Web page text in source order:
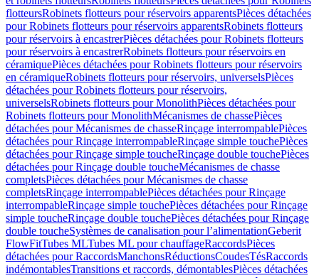
flotteursRobinets flotteurs pour réservoirs apparentsPièces détachées
pour Robinets flotteurs pour réservoirs apparentsRobinets flotteurs
pour réservoirs à encastrerPièces détachées pour Robinets flotteurs
pour réservoirs à encastrerRobinets flotteurs pour réservoirs en
céramiquePièces détachées pour Robinets flotteurs pour réservoirs
en céramiqueRobinets flotteurs pour réservoirs, universelsPièces
détachées pour Robinets flotteurs pour réservoirs,
universelsRobinets flotteurs pour MonolithPièces détachées pour
Robinets flotteurs pour MonolithMécanismes de chassePièces
détachées pour Mécanismes de chasseRinçage interrompablePièces
détachées pour Rinçage interrompableRinçage simple touchePièces
détachées pour Rinçage simple toucheRinçage double touchePièces
détachées pour Rinçage double toucheMécanismes de chasse
completsPièces détachées pour Mécanismes de chasse
completsRinçage interrompablePièces détachées pour Rinçage
interrompableRinçage simple touchePièces détachées pour Rinçage
simple toucheRinçage double touchePièces détachées pour Rinçage
double toucheSystèmes de canalisation pour l’alimentationGeberit
FlowFitTubes MLTubes ML pour chauffageRaccordsPièces
détachées pour RaccordsManchonsRéductionsCoudesTésRaccords
indémontablesTransitions et raccords, démontablesPièces détachées